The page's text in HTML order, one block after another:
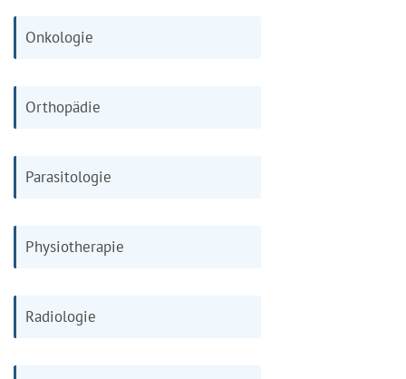
Onkologie
Orthopädie
Parasitologie
Physiotherapie
Radiologie